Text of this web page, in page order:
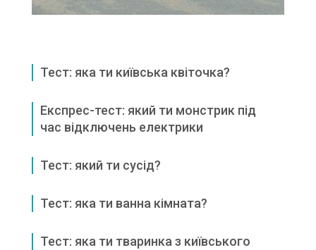
Тест: яка ти київська квіточка?
Експрес-тест: який ти монстрик під
час відключень електрики
Тест: який ти сусід?
Тест: яка ти ванна кімната?
Тест: яка ти тваринка з київського